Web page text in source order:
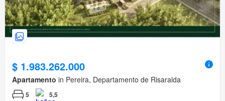
$ 1.983.262.000
Apartamento in Pereira, Departamento de Risaralda
5 5,5